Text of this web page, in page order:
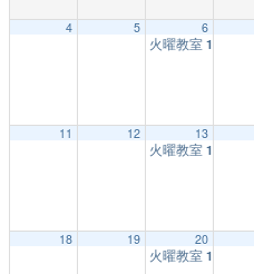
4 5 6
火曜教室 1:00 PM
11 12 13
火曜教室 1:00 PM
18 19 20
火曜教室 1:00 PM